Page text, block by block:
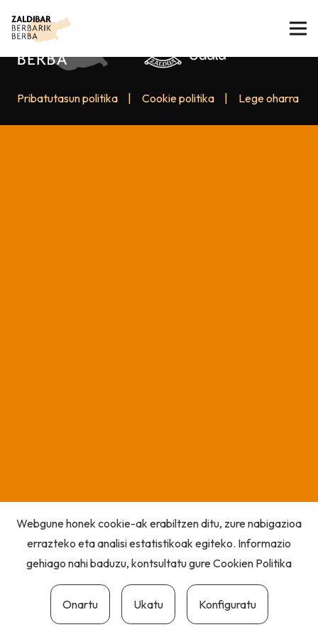
Pribatutasun politika Cookie politika Lege oharra
Webgune honek cookie-ak erabiltzen ditu, zure nabigazioa
errazteko eta analisi estatistikoak egiteko. Informazio
gehiago nahi baduzu, kontsultatu gureCookien Politika
Onartu Ukatu Konfiguratu